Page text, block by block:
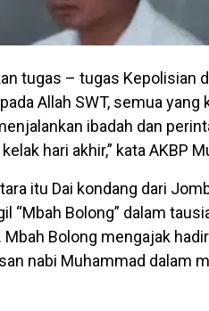
tugas – tugas Kepolisian
Allah SWT, semua
ibadah dan
hari akhir,” kata AKBP
itu Dai kondang dari
“Mbah Bolong” dalam
Mbah Bolong mengajak
nabi Muhammad dalam